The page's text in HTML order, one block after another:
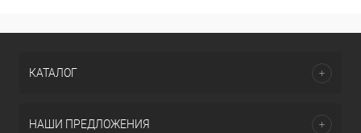
КАТАЛОГ
НАШИ ПРЕДЛОЖЕНИЯ